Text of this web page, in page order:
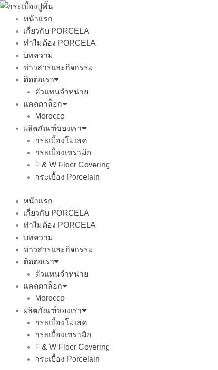
Skip
content
หน้าแรก
เกี่ยวกับ PORCELA
ทำไมต้อง PORCELA
บทความ
ข่าวสารและกิจกรรม
ติดต่อเรา
ตัวแทนจำหน่าย
แคตตาล็อก
Morocco
ผลิตภัณฑ์ของเรา
กระเบื้องโมเสค
กระเบื้องเซรามิก
F & W Floor Covering
กระเบื้อง Porcelain
หน้าแรก
เกี่ยวกับ PORCELA
ทำไมต้อง PORCELA
บทความ
ข่าวสารและกิจกรรม
ติดต่อเรา
ตัวแทนจำหน่าย
แคตตาล็อก
Morocco
ผลิตภัณฑ์ของเรา
กระเบื้องโมเสค
กระเบื้องเซรามิก
F & W Floor Covering
กระเบื้อง Porcelain